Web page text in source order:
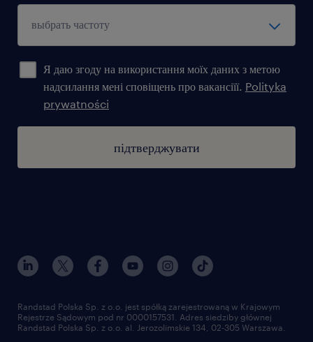
Я даю згоду на використання моїх даних з метою
надсилання мені сповіщень про вакансіїї. Polityka
prywatności
підтверджувати
Randstad Polska Sp. z o.o. jest spółką zarejestrowaną w Krajowym
Rejestrze Sądowym pod nr 0000157531. Adres siedziby głównej
Randstad Polska Sp. z o.o. al. Jerozolimskie 134, 02-305 Warszawa.